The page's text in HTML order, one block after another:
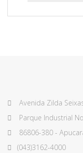
Avenida Zilda
Parque Industrial
86806-380 -
(043)3162-4000